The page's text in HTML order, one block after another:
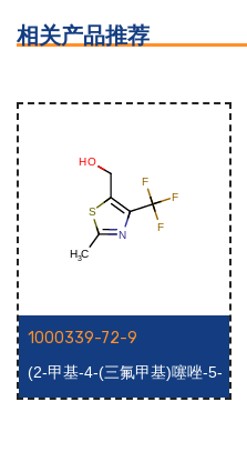
相关产品推荐
1000339-72-9
(2-甲基-4-(三氟甲基)噻唑-5-
基)甲醇